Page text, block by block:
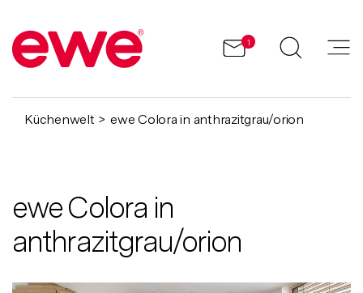
1
Küchenwelt ewe Colora in anthrazitgrau/orion
ewe Colora in
anthrazitgrau/orion